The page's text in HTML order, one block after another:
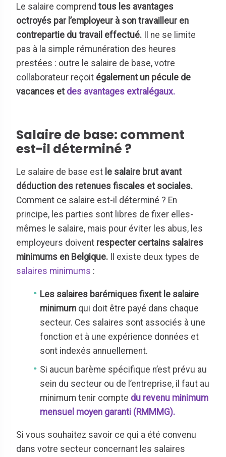
Le salaire comprend tous les avantages
octroyés par l’employeur à son travailleur en
contrepartie du travail effectué. Il ne se limite
pas à la simple rémunération des heures
prestées : outre le salaire de base, votre
collaborateur reçoit également un pécule de
vacances et des avantages extralégaux.
Salaire de base: comment
est-il déterminé ?
Le salaire de base est le salaire brut avant
déduction des retenues fiscales et sociales.
Comment ce salaire est-il déterminé ? En
principe, les parties sont libres de fixer elles-
mêmes le salaire, mais pour éviter les abus, les
employeurs doivent respecter certains salaires
minimums en Belgique. Il existe deux types de
salaires minimums :
Les salaires barémiques fixent le salaire
minimum qui doit être payé dans chaque
secteur. Ces salaires sont associés à une
fonction et à une expérience données et
sont indexés annuellement.
Si aucun barème spécifique n’est prévu au
sein du secteur ou de l’entreprise, il faut au
minimum tenir compte du revenu minimum
mensuel moyen garanti (RMMMG).
Si vous souhaitez savoir ce qui a été convenu
dans votre secteur concernant les salaires